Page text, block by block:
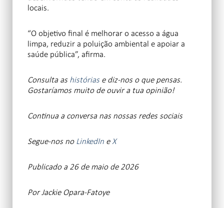
locais.
“O objetivo final é melhorar o acesso a água
limpa, reduzir a poluição ambiental e apoiar a
saúde pública”, afirma.
Consulta ashistórias e diz-nos o que pensas.
Gostaríamos muito de ouvir a tua opinião!
Continua a conversa nas nossas redes sociais
Segue-nos noLinkedIn eX
Publicado a 26 de maio de 2026
PorJackie Opara-Fatoye